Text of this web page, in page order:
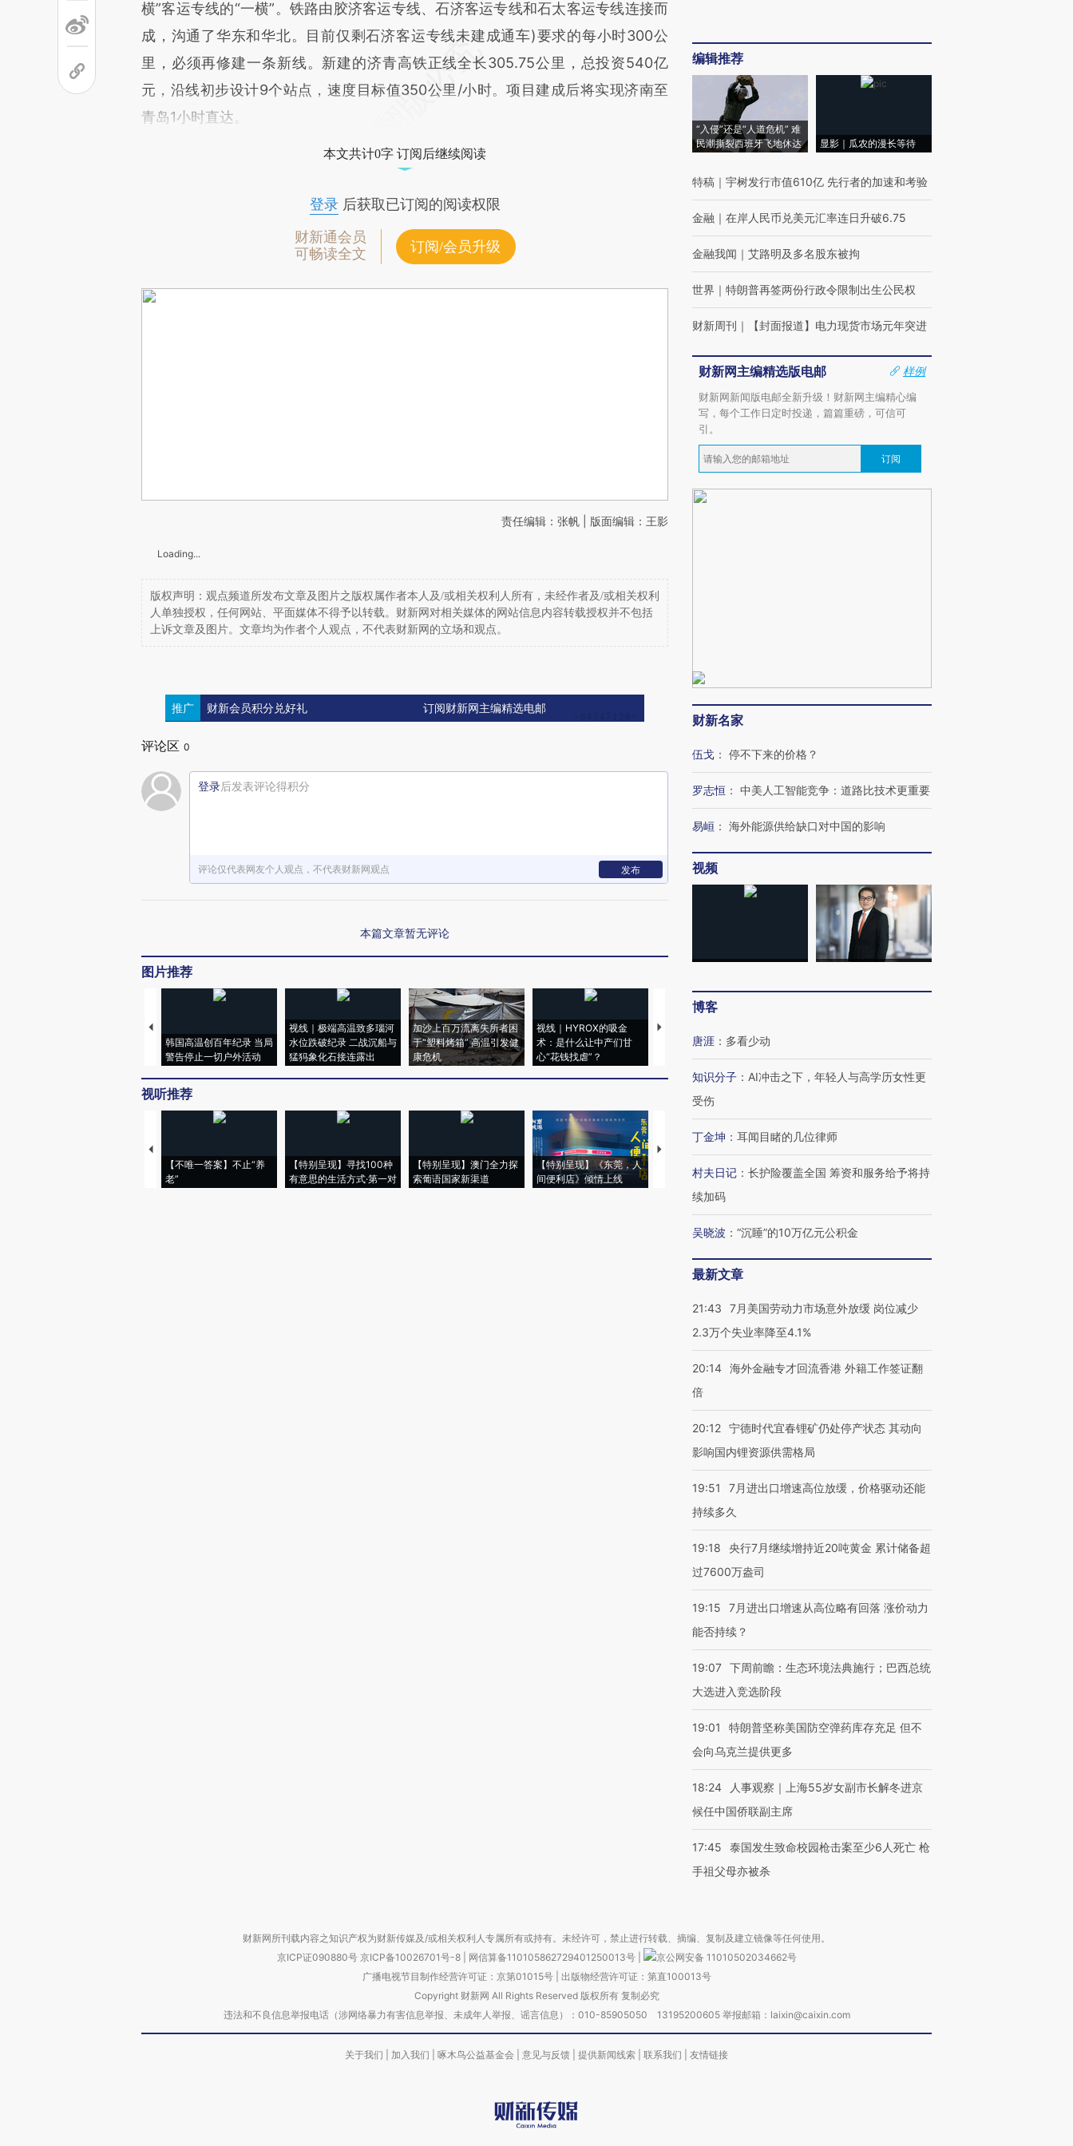
横”客运专线的“一横”。铁路由胶济客运专线、石济客运专线和石太客运专线连接而
成，沟通了华东和华北。目前仅剩石济客运专线未建成通车)要求的每小时300公
里，必须再修建一条新线。新建的济青高铁正线全长305.75公里，总投资540亿
元，沿线初步设计9个站点，速度目标值350公里/小时。项目建成后将实现济南至
青岛1小时直达。
本文共计0字 订阅后继续阅读
登录后获取已订阅的阅读权限
财新通会员
可畅读全文
订阅/会员升级
责任编辑：张帆 | 版面编辑：王影
Loading...
版权声明：观点频道所发布文章及图片之版权属作者本人及/或相关权利人所有，未经作者及/或相关权利
人单独授权，任何网站、平面媒体不得予以转载。财新网对相关媒体的网站信息内容转载授权并不包括
上诉文章及图片。文章均为作者个人观点，不代表财新网的立场和观点。
推广 财新会员积分兑好礼 订阅财新网主编精选电邮
评论区 0
登录后发表评论得积分
评论仅代表网友个人观点，不代表财新网观点 发布
本篇文章暂无评论
图片推荐
韩国高温创百年纪录 当局
警告停止一切户外活动
视线｜极端高温致多瑙河
水位跌破纪录 二战沉船与
猛犸象化石接连露出
加沙上百万流离失所者困
于“塑料烤箱” 高温引发健
康危机
视线｜HYROX的吸金
术：是什么让中产们甘
心“花钱找虐”？
马航飞行员跨国走私7万
粒摇头丸 尿检体内含3种
育部长拱下台
飞地休达
视听推荐
【不唯一答案】不止“养
老”
【特别呈现】寻找100种
有意思的生活方式·第一对
【特别呈现】澳门全力探
索葡语国家新渠道
【特别呈现】《东莞，人
间便利店》倾情上线
【推广】走进第四届链博
会，让数智科技“链”接产
【特别呈现】寻找100种
有意思的生活方式·第三对
CFO：不靠规模取胜，华
住三大增长引擎是什么？
编辑推荐
“入侵”还是“人道危机” 难
民潮撕裂西班牙飞地休达
显影｜瓜农的漫长等待
特稿 ｜ 宇树发行市值610亿 先行者的加速和考验
金融 ｜ 在岸人民币兑美元汇率连日升破6.75
金融我闻 ｜ 艾路明及多名股东被拘
世界 ｜ 特朗普再签两份行政令限制出生公民权
财新周刊 ｜ 【封面报道】电力现货市场元年突进
财新网主编精选版电邮
样例
财新网新闻版电邮全新升级！财新网主编精心编
写，每个工作日定时投递，篇篇重磅，可信可
引。
订阅
财新名家
伍戈 ： 停不下来的价格？
罗志恒 ： 中美人工智能竞争：道路比技术更重要
易峘 ： 海外能源供给缺口对中国的影响
视频
博客
唐涯 ： 多看少动
知识分子 ： AI冲击之下，年轻人与高学历女性更
受伤
丁金坤 ： 耳闻目睹的几位律师
村夫日记 ： 长护险覆盖全国 筹资和服务给予将持
续加码
吴晓波 ： “沉睡”的10万亿元公积金
最新文章
21:43
7月美国劳动力市场意外放缓 岗位减少
2.3万个失业率降至4.1%
20:14 海外金融专才回流香港 外籍工作签证翻
倍
20:12 宁德时代宜春锂矿仍处停产状态 其动向
影响国内锂资源供需格局
19:51
7月进出口增速高位放缓，价格驱动还能
持续多久
19:18
央行7月继续增持近20吨黄金 累计储备超
过7600万盎司
19:15
7月进出口增速从高位略有回落 涨价动力
能否持续？
19:07 下周前瞻：生态环境法典施行；巴西总统
大选进入竞选阶段
19:01
特朗普坚称美国防空弹药库存充足 但不
会向乌克兰提供更多
18:24
人事观察｜上海55岁女副市长解冬进京
候任中国侨联副主席
17:45
泰国发生致命校园枪击案至少6人死亡 枪
手祖父母亦被杀
财新网所刊载内容之知识产权为财新传媒及/或相关权利人专属所有或持有。未经许可，禁止进行转载、摘编、复制及建立镜像等任何使用。
京ICP证090880号 京ICP备10026701号-8 网信算备110105862729401250013号
京公网安备 11010502034662号
广播电视节目制作经营许可证：京第01015号| 出版物经营许可证：第直100013号
Copyright 财新网 All Rights Reserved 版权所有 复制必究
违法和不良信息举报电话（涉网络暴力有害信息举报、未成年人举报、谣言信息）：010-85905050 13195200605 举报邮箱：laixin@caixin.com
关于我们 加入我们 啄木鸟公益基金会 意见与反馈 提供新闻线索 联系我们 友情链接